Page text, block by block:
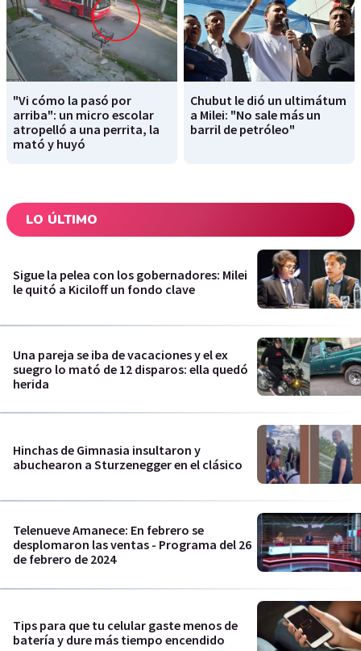
"Vi cómo la pasó por
arriba": un micro escolar
atropelló a una perrita, la
mató y huyó
Chubut le dió un ultimátum
a Milei: "No sale más un
barril de petróleo"
LO ÚLTIMO
Sigue la pelea con los gobernadores: Milei
le quitó a Kiciloff un fondo clave
Una pareja se iba de vacaciones y el ex
suegro lo mató de 12 disparos: ella quedó
herida
Hinchas de Gimnasia insultaron y
abuchearon a Sturzenegger en el clásico
Telenueve Amanece: En febrero se
desplomaron las ventas - Programa del 26
de febrero de 2024
Tips para que tu celular gaste menos de
batería y dure más tiempo encendido